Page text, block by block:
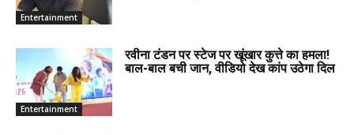
Entertainment
Entertainment
रवीना टंडन पर स्टेज पर खूंखार कुत्ते का हमला!
बाल-बाल बची जान, वीडियो देख कांप उठेगा दिल